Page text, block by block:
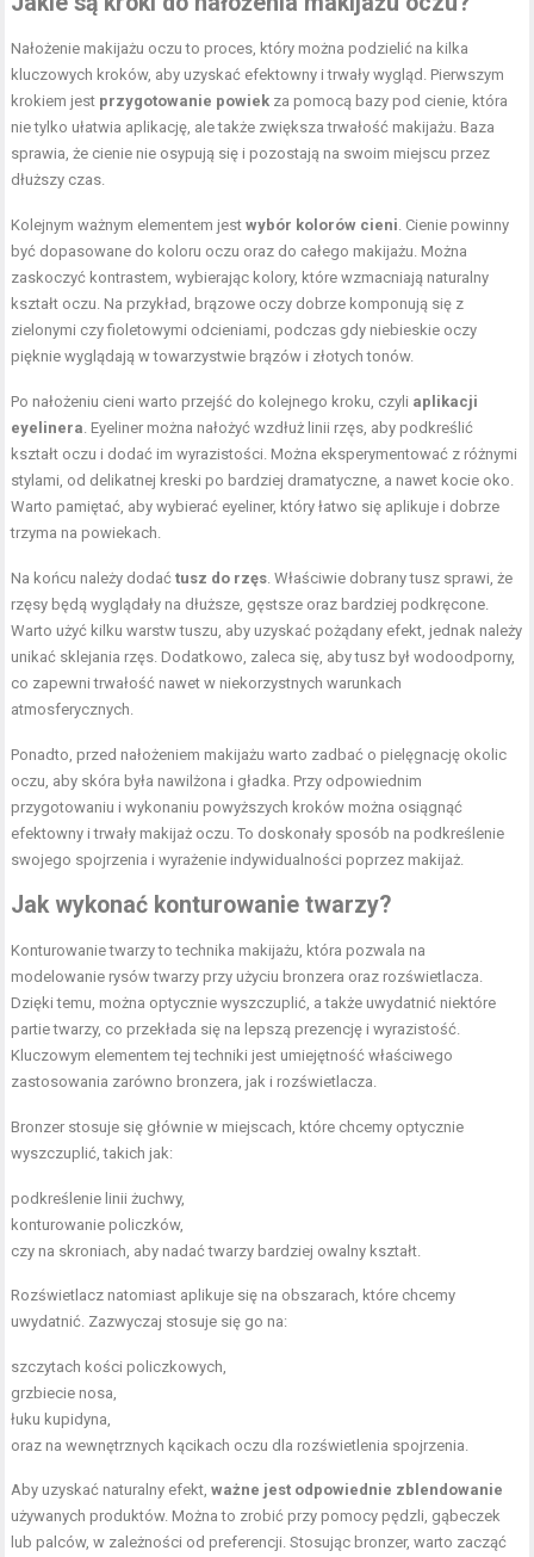
Nałożenie makijażu oczu to proces, który można podzielić na kilka
kluczowych kroków, aby uzyskać efektowny i trwały wygląd. Pierwszym
krokiem jest przygotowanie powiek za pomocą bazy pod cienie, która
nie tylko ułatwia aplikację, ale także zwiększa trwałość makijażu. Baza
sprawia, że cienie nie osypują się i pozostają na swoim miejscu przez
dłuższy czas.
Kolejnym ważnym elementem jestwybór kolorów cieni . Cienie powinny
być dopasowane do koloru oczu oraz do całego makijażu. Można
zaskoczyć kontrastem, wybierając kolory, które wzmacniają naturalny
kształt oczu. Na przykład, brązowe oczy dobrze komponują się z
zielonymi czy fioletowymi odcieniami, podczas gdy niebieskie oczy
pięknie wyglądają w towarzystwie brązów i złotych tonów.
Po nałożeniu cieni warto przejść do kolejnego kroku, czyli aplikacji
eyelinera . Eyeliner można nałożyć wzdłuż linii rzęs, aby podkreślić
kształt oczu i dodać im wyrazistości. Można eksperymentować z różnymi
stylami, od delikatnej kreski po bardziej dramatyczne, a nawet kocie oko.
Warto pamiętać, aby wybierać eyeliner, który łatwo się aplikuje i dobrze
trzyma na powiekach.
Na końcu należy dodaćtusz do rzęs . Właściwie dobrany tusz sprawi, że
rzęsy będą wyglądały na dłuższe, gęstsze oraz bardziej podkręcone.
Warto użyć kilku warstw tuszu, aby uzyskać pożądany efekt, jednak należy
unikać sklejania rzęs. Dodatkowo, zaleca się, aby tusz był wodoodporny,
co zapewni trwałość nawet w niekorzystnych warunkach
atmosferycznych.
Ponadto, przed nałożeniem makijażu warto zadbać o pielęgnację okolic
oczu, aby skóra była nawilżona i gładka. Przy odpowiednim
przygotowaniu i wykonaniu powyższych kroków można osiągnąć
efektowny i trwały makijaż oczu. To doskonały sposób na podkreślenie
swojego spojrzenia i wyrażenie indywidualności poprzez makijaż.
Jak wykonać konturowanie twarzy?
Konturowanie twarzy to technika makijażu, która pozwala na
modelowanie rysów twarzy przy użyciu bronzera oraz rozświetlacza.
Dzięki temu, można optycznie wyszczuplić, a także uwydatnić niektóre
partie twarzy, co przekłada się na lepszą prezencję i wyrazistość.
Kluczowym elementem tej techniki jest umiejętność właściwego
zastosowania zarówno bronzera, jak i rozświetlacza.
Bronzer stosuje się głównie w miejscach, które chcemy optycznie
wyszczuplić, takich jak:
podkreślenie linii żuchwy,
konturowanie policzków,
czy na skroniach, aby nadać twarzy bardziej owalny kształt.
Rozświetlacz natomiast aplikuje się na obszarach, które chcemy
uwydatnić. Zazwyczaj stosuje się go na:
szczytach kości policzkowych,
grzbiecie nosa,
łuku kupidyna,
oraz na wewnętrznych kącikach oczu dla rozświetlenia spojrzenia.
Aby uzyskać naturalny efekt,ważne jest odpowiednie zblendowanie
używanych produktów. Można to zrobić przy pomocy pędzli, gąbeczek
lub palców, w zależności od preferencji. Stosując bronzer, warto zacząć